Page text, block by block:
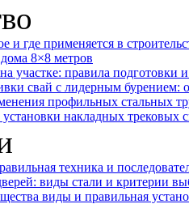
и где применяется в
8×8 метров
участке: правила подготовки
свай с лидерным бурением:
профильных стальных
накладных трековых
техника и
виды стали и критерии
виды и правильная